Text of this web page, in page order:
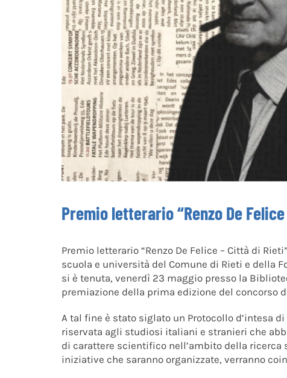
Premio letterario “Renzo De
Premio letterario “Renzo De Felice – Città di
scuola e università del Comune di Rieti e della
si è tenuta, venerdì 23 maggio presso la
premiazione della prima edizione del concorso
A tal fine è stato siglato un Protocollo d’intesa
riservata agli studiosi italiani e stranieri che
di carattere scientifico nell’ambito della ricerca
iniziative che saranno organizzate, verranno